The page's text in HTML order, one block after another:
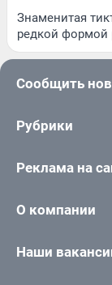
Знаменитая
редкой формой
Сообщить
Рубрики
Реклама на
О компании
Наши